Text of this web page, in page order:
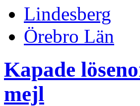
Lindesberg
Örebro Län
Kapade
mejl